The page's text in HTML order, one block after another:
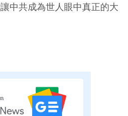
中共成為世人眼中真正的大